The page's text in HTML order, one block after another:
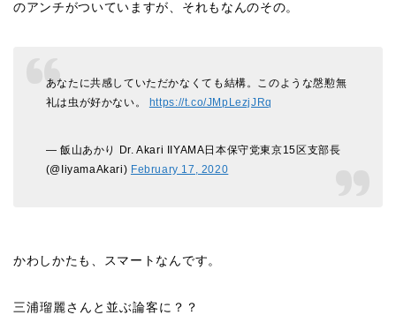
のアンチがついていますが、それもなんのその。
あなたに共感していただかなくても結構。このような慇懃無
礼は虫が好かない。 https://t.co/JMpLezjJRq
— 飯山あかり Dr. Akari IIYAMA日本保守党東京15区支部長
(@IiyamaAkari) February 17, 2020
かわしかたも、スマートなんです。
三浦瑠麗さんと並ぶ論客に？？